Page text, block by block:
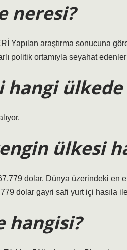
neresi?
Yapılan araştırma sonucuna
politik ortamıyla seyahat
ülkede
ülkesi
dolar. Dünya üzerindeki en
dolar gayri safi yurt içi hasıla
hangisi?